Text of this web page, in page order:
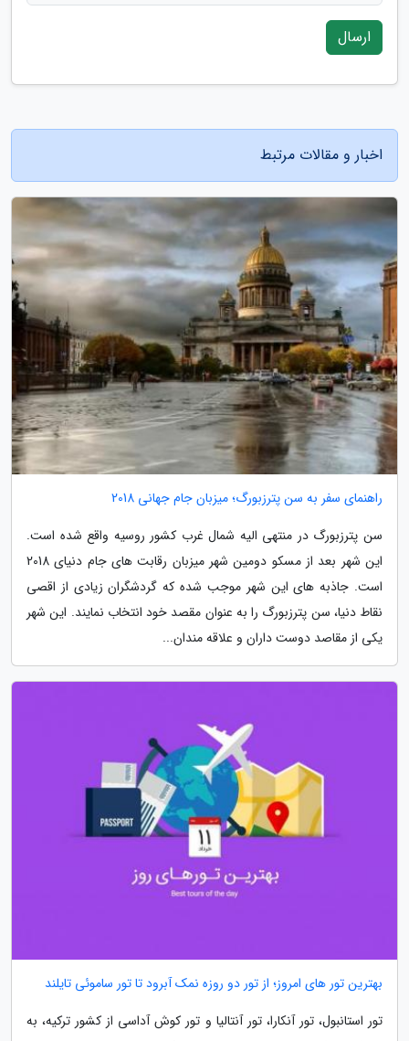
ارسال
اخبار و مقالات مرتبط
راهنمای سفر به سن پترزبورگ؛ میزبان جام جهانی 2018
سن پترزبورگ در منتهی الیه شمال غرب کشور روسیه واقع شده است.
این شهر بعد از مسکو دومین شهر میزبان رقابت های جام دنیای 2018
است. جاذبه های این شهر موجب شده که گردشگران زیادی از اقصی
نقاط دنیا، سن پترزبورگ را به عنوان مقصد خود انتخاب نمایند. این شهر
یکی از مقاصد دوست داران و علاقه مندان...
بهترین تور های امروز؛ از تور دو روزه نمک آبرود تا تور ساموئی تایلند
تور استانبول، تور آنکارا، تور آنتالیا و تور کوش آداسی از کشور ترکیه، به